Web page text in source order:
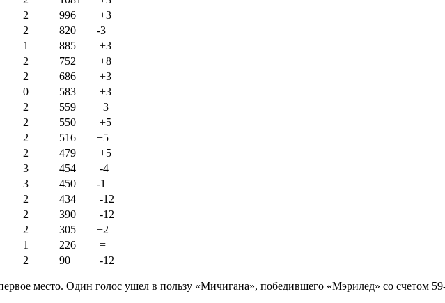
2 996
+3
2 820
-3
1 885
+3
2 752
+8
2 686
+3
0 583
+3
2 559
+3
2 550
+5
2 516
+5
2 479
+5
3 454
-4
3 450
-1
2 434
-12
2 390
-12
2 305
+2
1 226
=
2 90 -12
место. Один голос ушел в пользу «Мичигана», победившего «Мэрилед» со счетом 59-